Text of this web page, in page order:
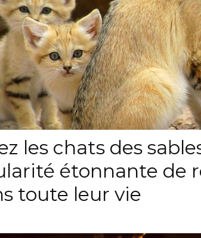
les chats des
étonnante de
toute leur vie